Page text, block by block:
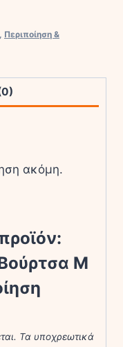
, Περιποίηση &
ακόμη.
M
Τα υποχρεωτικά